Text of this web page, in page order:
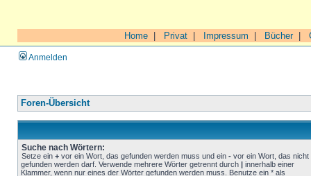
Home Privat Impressum Bücher|
Anmelden
Foren-Übersicht
Suche nach Wörtern:
Setze ein + vor ein Wort, das gefunden werden muss und ein - vor ein Wort, das nicht
gefunden werden darf. Verwende mehrere Wörter getrennt durch | innerhalb einer
Klammer, wenn nur eines der Wörter gefunden werden muss. Benutze ein * als